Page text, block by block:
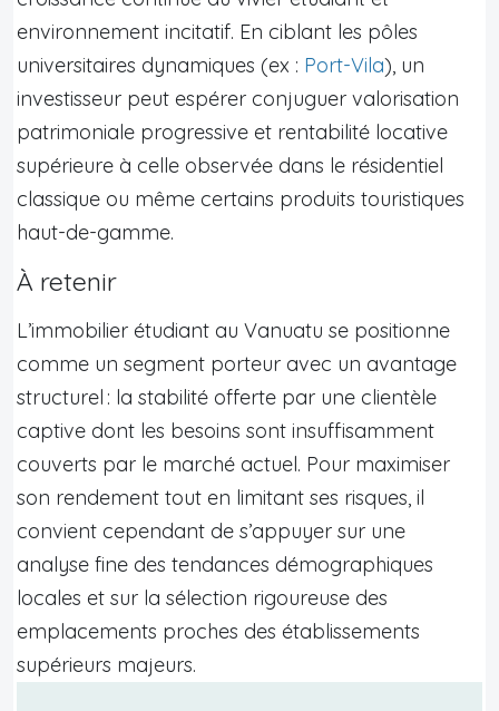
environnement incitatif. En ciblant les pôles
universitaires dynamiques (ex : Port-Vila), un
investisseur peut espérer conjuguer valorisation
patrimoniale progressive et rentabilité locative
supérieure à celle observée dans le résidentiel
classique ou même certains produits touristiques
haut-de-gamme.
À retenir
L’immobilier étudiant au Vanuatu se positionne
comme un segment porteur avec un avantage
structurel : la stabilité offerte par une clientèle
captive dont les besoins sont insuffisamment
couverts par le marché actuel. Pour maximiser
son rendement tout en limitant ses risques, il
convient cependant de s’appuyer sur une
analyse fine des tendances démographiques
locales et sur la sélection rigoureuse des
emplacements proches des établissements
supérieurs majeurs.